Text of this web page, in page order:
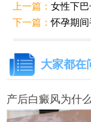
上一篇：女性下
下一篇：怀孕期
大家都在
产后白癜风为什